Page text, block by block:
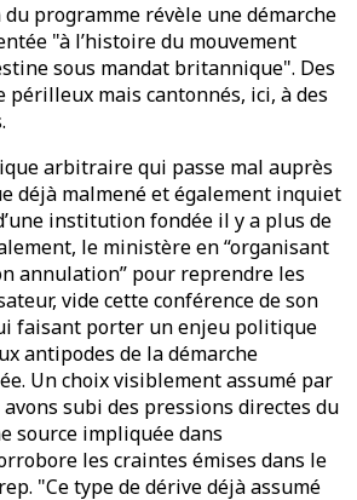
du programme révèle une démarche
"à l’histoire du mouvement
sous mandat britannique". Des
mais cantonnés, ici, à des
arbitraire qui passe mal auprès
déjà malmené et également inquiet
institution fondée il y a plus de
le ministère en “organisant
annulation” pour reprendre les
vide cette conférence de son
faisant porter un enjeu politique
antipodes de la démarche
Un choix visiblement assumé par
subi des pressions directes du
source impliquée dans
les craintes émises dans le
"Ce type de dérive déjà assumé